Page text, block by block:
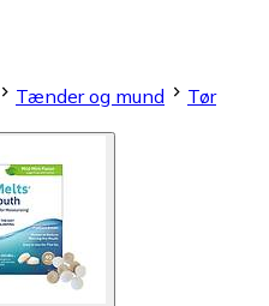
Tænder og mund
Tør